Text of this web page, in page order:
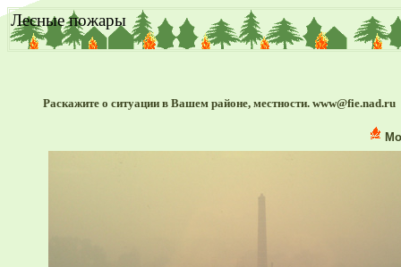
Лесные пожары
Раскажите о ситуации в Вашем районе, местности. www@fie.nad.ru